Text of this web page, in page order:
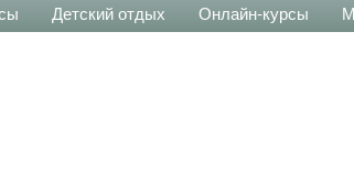
Детский отдых Онлайн-курсы